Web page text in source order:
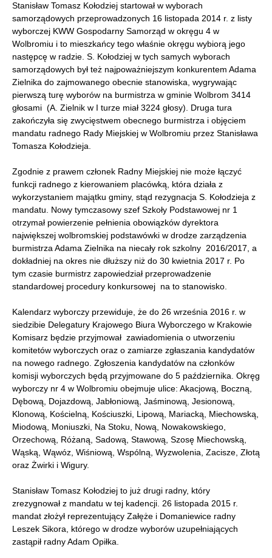
Stanisław Tomasz Kołodziej startował w wyborach
samorządowych przeprowadzonych 16 listopada 2014 r. z listy
wyborczej KWW Gospodarny Samorząd w okręgu 4 w
Wolbromiu i to mieszkańcy tego właśnie okręgu wybiorą jego
następcę w radzie. S. Kołodziej w tych samych wyborach
samorządowych był też najpoważniejszym konkurentem Adama
Zielnika do zajmowanego obecnie stanowiska, wygrywając
pierwszą turę wyborów na burmistrza w gminie Wolbrom 3414
głosami (A. Zielnik w I turze miał 3224 głosy). Druga tura
zakończyła się zwycięstwem obecnego burmistrza i objęciem
mandatu radnego Rady Miejskiej w Wolbromiu przez Stanisława
Tomasza Kołodzieja.
Zgodnie z prawem członek Radny Miejskiej nie może łączyć
funkcji radnego z kierowaniem placówką, która działa z
wykorzystaniem majątku gminy, stąd rezygnacja S. Kołodzieja z
mandatu. Nowy tymczasowy szef Szkoły Podstawowej nr 1
otrzymał powierzenie pełnienia obowiązków dyrektora
największej wolbromskiej podstawówki w drodze zarządzenia
burmistrza Adama Zielnika na niecały rok szkolny 2016/2017, a
dokładniej na okres nie dłuższy niż do 30 kwietnia 2017 r. Po
tym czasie burmistrz zapowiedział przeprowadzenie
standardowej procedury konkursowej na to stanowisko.
Kalendarz wyborczy przewiduje, że do 26 września 2016 r. w
siedzibie Delegatury Krajowego Biura Wyborczego w Krakowie
Komisarz będzie przyjmował zawiadomienia o utworzeniu
komitetów wyborczych oraz o zamiarze zgłaszania kandydatów
na nowego radnego. Zgłoszenia kandydatów na członków
komisji wyborczych będą przyjmowane do 5 października. Okręg
wyborczy nr 4 w Wolbromiu obejmuje ulice: Akacjową, Boczną,
Dębową, Dojazdową, Jabłoniową, Jaśminową, Jesionową,
Klonową, Kościelną, Kościuszki, Lipową, Mariacką, Miechowską,
Miodową, Moniuszki, Na Stoku, Nową, Nowakowskiego,
Orzechową, Różaną, Sadową, Stawową, Szosę Miechowską,
Wąską, Wąwóz, Wiśniową, Wspólną, Wyzwolenia, Zacisze, Złotą
oraz Żwirki i Wigury.
Stanisław Tomasz Kołodziej to już drugi radny, który
zrezygnował z mandatu w tej kadencji. 26 listopada 2015 r.
mandat złożył reprezentujący Załęże i Domaniewice radny
Leszek Sikora, którego w drodze wyborów uzupełniających
zastąpił radny Adam Opiłka.